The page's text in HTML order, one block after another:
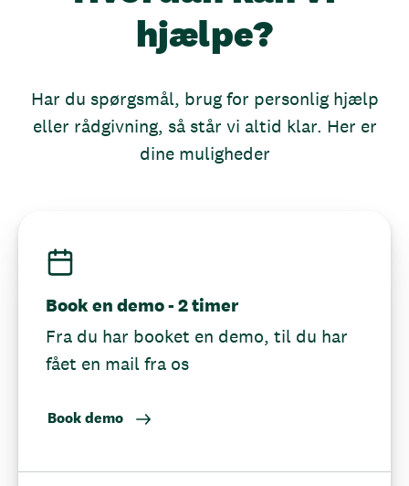
hjælpe?
Har du spørgsmål, brug for personlig hjælp
eller rådgivning, så står vi altid klar. Her er
dine muligheder
Book en demo - 2 timer
Fra du har booket en demo, til du har
fået en mail fra os
Book demo